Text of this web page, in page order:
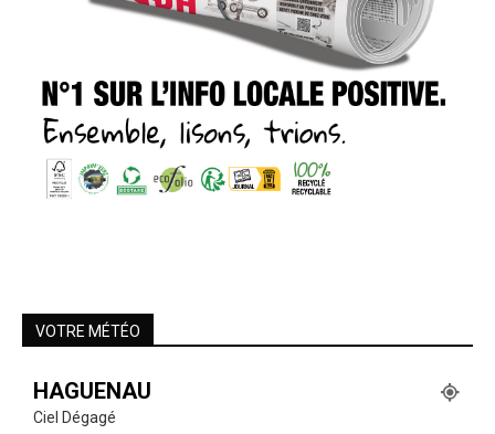
VOTRE MÉTÉO
HAGUENAU
Ciel Dégagé